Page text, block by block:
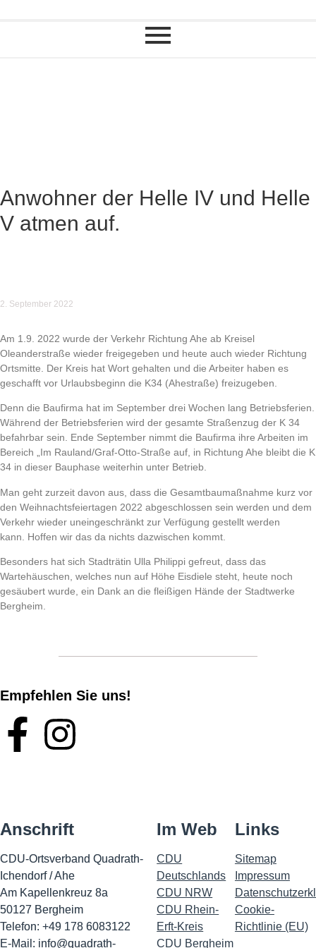
Anwohner der Helle IV und Helle
V atmen auf.
2. September 2022
Am 1.9. 2022 wurde der Verkehr Richtung Ahe ab Kreisel
Oleanderstraße wieder freigegeben und heute auch wieder Richtung
Ortsmitte. Der Kreis hat Wort gehalten und die Arbeiter haben es
geschafft vor Urlaubsbeginn die K34 (Ahestraße) freizugeben.
Denn die Baufirma hat im September drei Wochen lang Betriebsferien.
Während der Betriebsferien wird der gesamte Straßenzug der K 34
befahrbar sein. Ende September nimmt die Baufirma ihre Arbeiten im
Bereich „Im Rauland/Graf-Otto-Straße auf, in Richtung Ahe bleibt die K
34 in dieser Bauphase weiterhin unter Betrieb.
Man geht zurzeit davon aus, dass die Gesamtbaumaßnahme kurz vor
den Weihnachtsfeiertagen 2022 abgeschlossen sein werden und dem
Verkehr wieder uneingeschränkt zur Verfügung gestellt werden
kann. Hoffen wir das da nichts dazwischen kommt.
Besonders hat sich Stadträtin Ulla Philippi gefreut, dass das
Wartehäuschen, welches nun auf Höhe Eisdiele steht, heute noch
gesäubert wurde, ein Dank an die fleißigen Hände der Stadtwerke
Bergheim.
Empfehlen Sie uns!
Anschrift
CDU-Ortsverband Quadrath-
Ichendorf / Ahe
Am Kapellenkreuz 8a
50127 Bergheim
Telefon: +49 178 6083122
E-Mail: info@quadrath-
Im Web
CDU
Deutschlands
CDU NRW
CDU Rhein-
Erft-Kreis
CDU Bergheim
Links
Sitemap
Impressum
Cookie-
Richtlinie (EU)